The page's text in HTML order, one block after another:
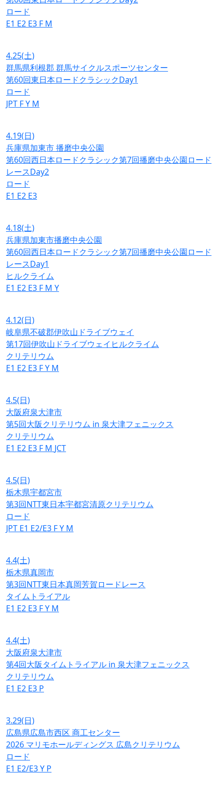
ロード
E1 E2 E3 F M
4.25(土)
群馬県利根郡 群馬サイクルスポーツセンター
第60回東日本ロードクラシックDay1
ロード
JPT FY M
4.19(日)
兵庫県加東市 播磨中央公園
第60回西日本ロードクラシック第7回播磨中央公園ロード
レースDay2
ロード
E1 E2 E3
4.18(土)
兵庫県加東市播磨中央公園
第60回西日本ロードクラシック第7回播磨中央公園ロード
レースDay1
ヒルクライム
E1 E2 E3 F M Y
4.12(日)
岐阜県不破郡伊吹山ドライブウェイ
第17回伊吹山ドライブウェイヒルクライム
クリテリウム
E1 E2 E3 FY M
4.5(日)
大阪府泉大津市
第5回大阪クリテリウム in 泉大津フェニックス
クリテリウム
E1 E2 E3 F M JCT
4.5(日)
栃木県宇都宮市
第3回NTT東日本宇都宮清原クリテリウム
ロード
JPT E1 E2/E3 FY M
4.4(土)
栃木県真岡市
第3回NTT東日本真岡芳賀ロードレース
タイムトライアル
E1 E2 E3 FY M
4.4(土)
大阪府泉大津市
第4回大阪タイムトライアル in 泉大津フェニックス
クリテリウム
E1 E2 E3 P
3.29(日)
広島県広島市西区 商工センター
2026 マリモホールディングス 広島クリテリウム
ロード
E1 E2/E3Y P